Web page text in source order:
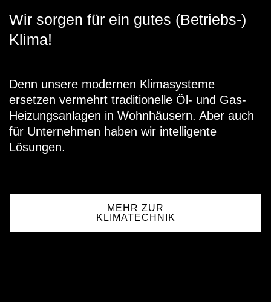
Wir sorgen für ein gutes (Betriebs-)
Klima!
Denn unsere modernen Klimasysteme
ersetzen vermehrt traditionelle Öl- und Gas-
Heizungsanlagen in Wohnhäusern. Aber auch
für Unternehmen haben wir intelligente
Lösungen.
MEHR ZUR
KLIMATECHNIK